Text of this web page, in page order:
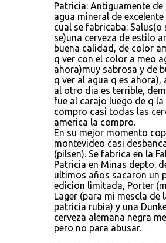
Patricia: Antiguamente de
agua mineral de
cual se fabricaba: Salus(o
se)una cerveza de estilo
buena calidad, de color
q ver con el color a meo
ahora)muy sabrosa y de
q ver al agua q es ahora),
al otro dia es terrible,
fue al carajo luego de q
compro casi todas las
america la compro.
En su mejor momento
montevideo casi
(pilsen). Se fabrica en la
Patricia en Minas depto.
ultimos años sacaron un
edicion limitada, Porter
Lager (para mi mescla de
patricia rubia) y una
cerveza alemana negra
pero no para abusar.